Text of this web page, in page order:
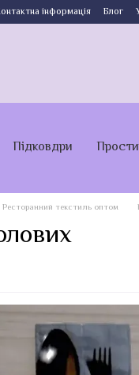
інформація Блог
Підковдри
Ресторанний текстиль оптом